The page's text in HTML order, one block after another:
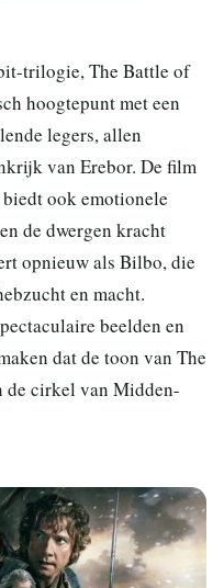
trilogie, The Battle of
hoogtepunt met een
legers, allen
van Erebor. De film
ook emotionele
de dwergen kracht
opnieuw als Bilbo, die
en macht.
beelden en
dat de toon van The
de cirkel van Midden-